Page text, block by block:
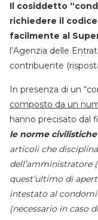
Il cosiddetto
richiedere il
facilmente al
l’Agenzia delle
contribuente
In presenza di un
composto da un
hanno precisato dal
le norme
articoli che
dell’amministratore
quest’ultimo di
intestato al
(necessario in caso